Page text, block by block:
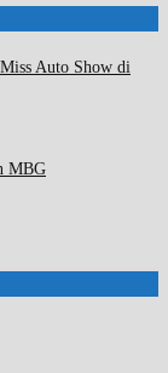
Auto Show di
MBG